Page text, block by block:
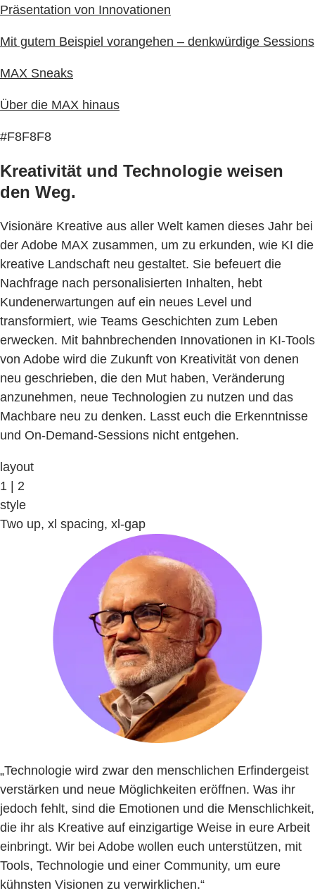
Präsentation von Innovationen
Mit gutem Beispiel vorangehen – denkwürdige Sessions
MAX Sneaks
Über die MAX hinaus
#F8F8F8
Kreativität und Technologie weisen
den Weg.
Visionäre Kreative aus aller Welt kamen dieses Jahr bei
der Adobe MAX zusammen, um zu erkunden, wie KI die
kreative Landschaft neu gestaltet. Sie befeuert die
Nachfrage nach personalisierten Inhalten, hebt
Kundenerwartungen auf ein neues Level und
transformiert, wie Teams Geschichten zum Leben
erwecken. Mit bahnbrechenden Innovationen in KI-Tools
von Adobe wird die Zukunft von Kreativität von denen
neu geschrieben, die den Mut haben, Veränderung
anzunehmen, neue Technologien zu nutzen und das
Machbare neu zu denken. Lasst euch die Erkenntnisse
und On-Demand-Sessions nicht entgehen.
layout
1 | 2
style
Two up, xl spacing, xl-gap
„Technologie wird zwar den menschlichen Erfindergeist
verstärken und neue Möglichkeiten eröffnen. Was ihr
jedoch fehlt, sind die Emotionen und die Menschlichkeit,
die ihr als Kreative auf einzigartige Weise in eure Arbeit
einbringt. Wir bei Adobe wollen euch unterstützen, mit
Tools, Technologie und einer Community, um eure
kühnsten Visionen zu verwirklichen.“